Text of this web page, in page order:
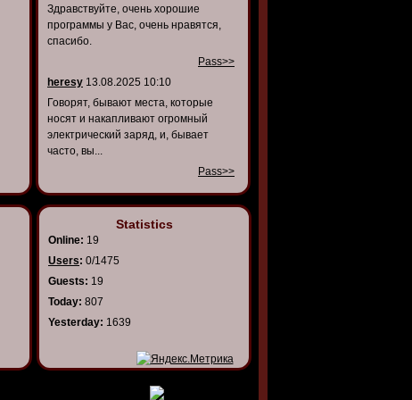
Здравствуйте, очень хорошие
программы у Вас, очень нравятся,
спасибо.
Pass>>
heresy 13.08.2025 10:10
Говорят, бывают места, которые
носят и накапливают огромный
электрический заряд, и, бывает
часто, вы...
Pass>>
Statistics
Online: 19
Users: 0/1475
Guests: 19
Today: 807
Yesterday: 1639